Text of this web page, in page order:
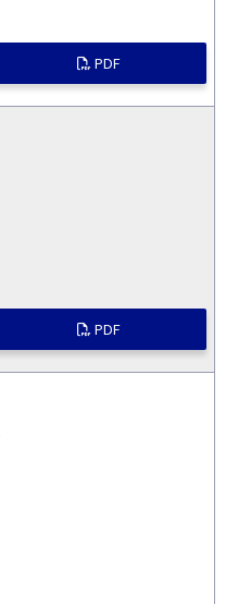
PDF
PDF